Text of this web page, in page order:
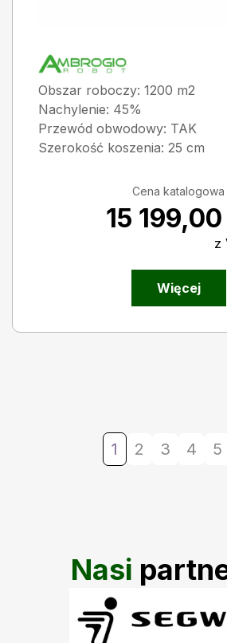
Obszar roboczy: 1200 m2
Nachylenie: 45%
Przewód obwodowy: TAK
Szerokość koszenia: 25 cm
Cena katalogowa
15 199,00
z
Więcej
1 2 3 4 5
Nasi